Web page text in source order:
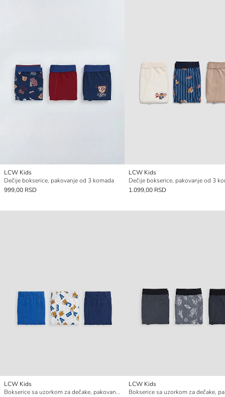
LCW Kids
Dečije bokserice, pakovanje od 3 komada
999,00 RSD
LCW Kids
Dečije bokserice, pakovanje od 3
1.099,00 RSD
LCW Kids
Bokserice sa uzorkom za dečake, pakovanje od 3 komada
LCW Kids